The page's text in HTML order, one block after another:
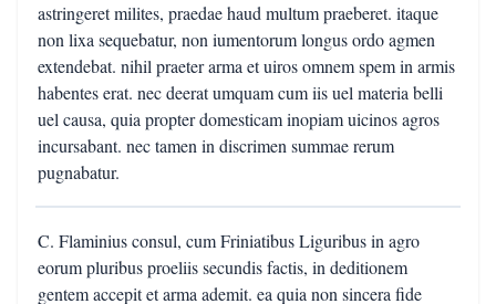
astringeret milites, praedae haud multum praeberet. itaque
non lixa sequebatur, non iumentorum longus ordo agmen
extendebat. nihil praeter arma et uiros omnem spem in armis
habentes erat. nec deerat umquam cum iis uel materia belli
uel causa, quia propter domesticam inopiam uicinos agros
incursabant. nec tamen in discrimen summae rerum
pugnabatur.
C. Flaminius consul, cum Friniatibus Liguribus in agro
eorum pluribus proeliis secundis factis, in deditionem
gentem accepit et arma ademit. ea quia non sincera fide